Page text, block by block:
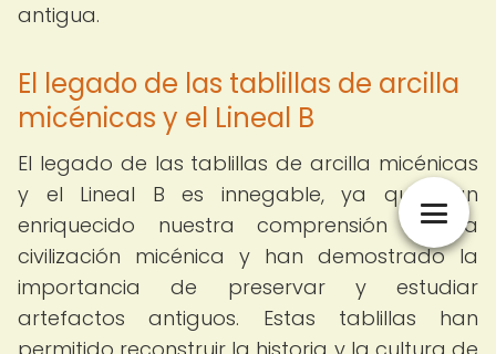
antigua.
El legado de las tablillas de arcilla
micénicas y el Lineal B
El legado de las tablillas de arcilla micénicas
y el Lineal B es innegable, ya que han
enriquecido nuestra comprensión de la
civilización micénica y han demostrado la
importancia de preservar y estudiar
artefactos antiguos. Estas tablillas han